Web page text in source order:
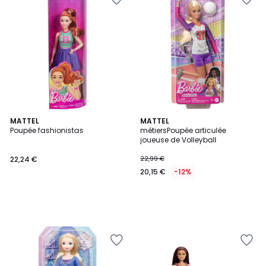
MATTEL
Poupée fashionistas
22,24 €
MATTEL
métiersPoupée articulée
joueuse de Volleyball
22,99 €
20,15 € -12%